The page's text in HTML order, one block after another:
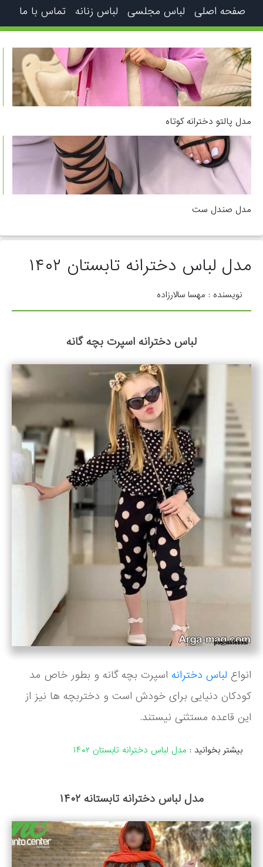
صفحه اصلی لباس مجلسی لباس زنانه تماس با ما
مدل پالتو دخترانه کوتاه
مدل صندل ست
مدل لباس دخترانه تابستان ۱۴۰۲
نویسنده : مهسا سالارزاده
لباس دخترانه اسپرت بچه گانه
انواع لباس دخترانه اسپرت بچه گانه و بطور خاص مد
کودکان دنیایی برای خودش است و دختربچه ها نیز از
این قاعده مستثنی نیستند.
بیشتر بخوانید : مدل لباس دخترانه تابستان ۱۴۰۲
مدل لباس دخترانه تابستانه ۱۴۰۲